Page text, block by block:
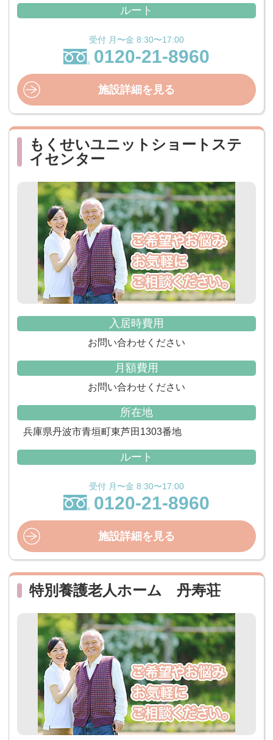
ルート
受付 月〜金 8:30〜17:00
0120-21-8960
施設詳細を見る
もくせいユニットショートステ
イセンター
入居時費用
お問い合わせください
月額費用
お問い合わせください
所在地
兵庫県丹波市青垣町東芦田1303番地
ルート
受付 月〜金 8:30〜17:00
0120-21-8960
施設詳細を見る
特別養護老人ホーム 丹寿荘